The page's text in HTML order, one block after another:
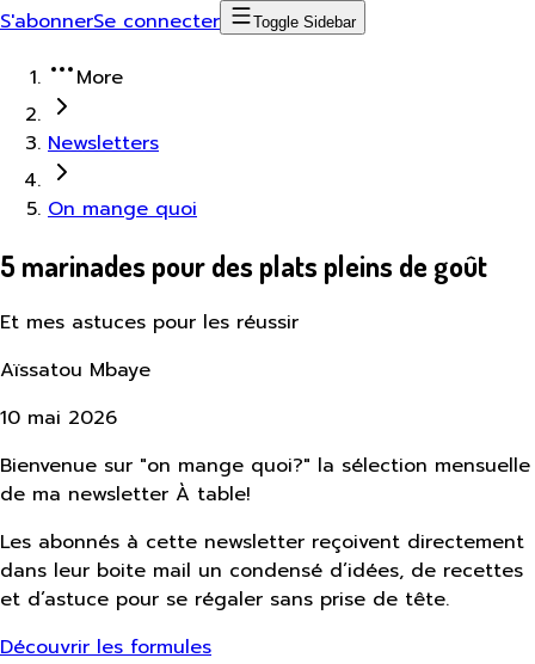
S'abonnerSe connecter Toggle Sidebar
More
Newsletters
On mange quoi
5 marinades pour des plats pleins de goût
Et mes astuces pour les réussir
Aïssatou Mbaye
10 mai 2026
Bienvenue sur "on mange quoi?" la sélection mensuelle
de ma newsletter À table!
Les abonnés à cette newsletter reçoivent directement
dans leur boite mail un condensé d’idées, de recettes
et d’astuce pour se régaler sans prise de tête.
Découvrir les formules